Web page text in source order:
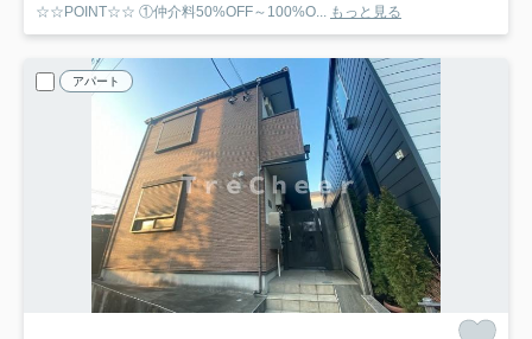
☆☆POINT☆☆ ①仲介料50%OFF～100%O...
もっと見る
アパート